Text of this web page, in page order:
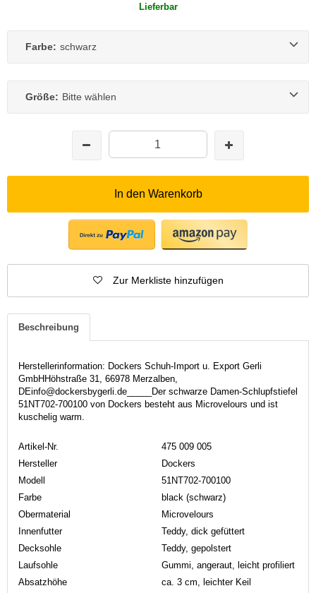
Lieferbar
Farbe: schwarz
Größe: Bitte wählen
In den Warenkorb
Zur Merkliste hinzufügen
Beschreibung
Herstellerinformation: Dockers Schuh-Import u. Export Gerli
GmbHHöhstraße 31, 66978 Merzalben,
DEinfo@dockersbygerli.de_____Der schwarze Damen-Schlupfstiefel
51NT702-700100 von Dockers besteht aus Microvelours und ist
kuschelig warm.
Artikel-Nr.
475 009 005
Hersteller
Dockers
Modell
51NT702-700100
Farbe
black (schwarz)
Obermaterial
Microvelours
Innenfutter
Teddy, dick gefüttert
Decksohle
Teddy, gepolstert
Laufsohle
Gummi, angeraut, leicht profiliert
Absatzhöhe
ca. 3 cm, leichter Keil